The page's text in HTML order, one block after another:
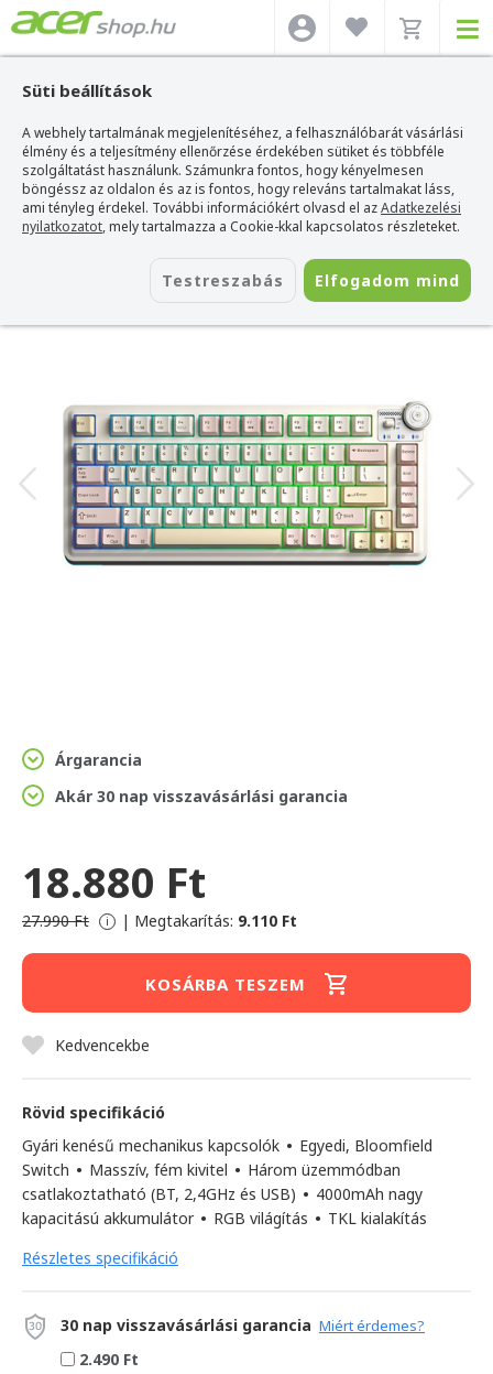
Süti beállítások
A webhely tartalmának megjelenítéséhez, a felhasználóbarát vásárlási
élmény és a teljesítmény ellenőrzése érdekében sütiket és többféle
szolgáltatást használunk. Számunkra fontos, hogy kényelmesen
böngéssz az oldalon és az is fontos, hogy releváns tartalmakat láss,
ami tényleg érdekel. További információkért olvasd el azAdatkezelési
nyilatkozatot, mely tartalmazza a Cookie-kkal kapcsolatos részleteket.
Testreszabás Elfogadom mind
Acer webshop>Kiegészítők>Billentyűzetek > Aula Billentyűzetek >AULA
AU75 Tri-Mode Vezeték Nélküli Mechanikus Gamer Billentyűzet
AULA AU75 Tri-Mode Vezeték Nélküli
Mechanikus Gamer Billentyűzet
Azonosító: AU-AU75-beige
Árgarancia
Akár 30 nap visszavásárlási garancia
18.880 Ft
27.990 Ft i | Megtakarítás: 9.110 Ft
KOSÁRBA TESZEM
Kedvencekbe
Rövid specifikáció
Gyári kenésű mechanikus kapcsolók • Egyedi, Bloomfield
Switch • Masszív, fém kivitel • Három üzemmódban
csatlakoztatható (BT, 2,4GHz és USB) • 4000mAh nagy
kapacitású akkumulátor • RGB világítás • TKL kialakítás
Részletes specifikáció
30 nap visszavásárlási garancia Miért érdemes?
2.490 Ft